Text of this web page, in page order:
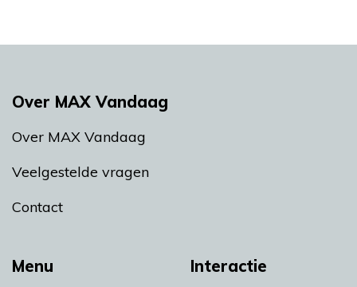
Menu Interactie
Over MAX Vandaag
Over MAX Vandaag
Veelgestelde vragen
Contact